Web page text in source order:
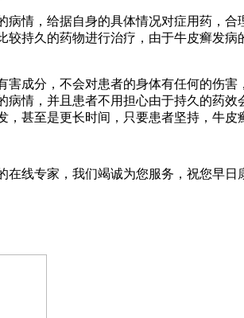
，给据自身的具体情况对症用药，合
持久的药物进行治疗，由于牛皮癣发
分，不会对患者的身体有任何的伤害
情，并且患者不用担心由于持久的药
甚至是更长时间，只要患者坚持，牛
在线专家，我们竭诚为您服务，祝您早日